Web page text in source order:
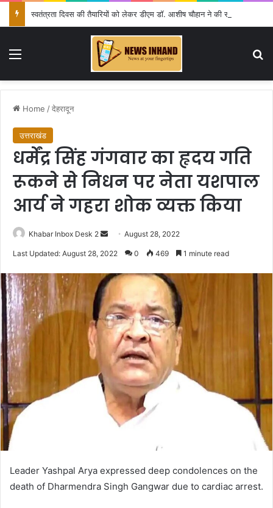
Menu
Home /देहरादून
उत्तराखंड
धर्मेंद्र सिंह गंगवार का हृदय गति
रूकने से निधन पर नेता यशपाल
आर्य ने गहरा शोक व्यक्त किया
Khabar Inbox Desk 2
SendAugust 28, 2022
Last Updated: August 28, 2022 0 469 1 minute read
Leader Yashpal Arya expressed deep condolences on the
death of Dharmendra Singh Gangwar due to cardiac arrest.